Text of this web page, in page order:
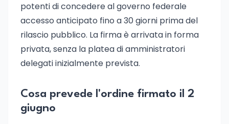
potenti di concedere al governo federale
accesso anticipato fino a 30 giorni prima del
rilascio pubblico. La firma è arrivata in forma
privata, senza la platea di amministratori
delegati inizialmente prevista.
Cosa prevede l'ordine firmato il 2
giugno